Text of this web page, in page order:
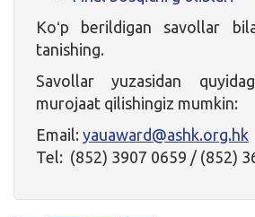
Koʻp berildigan savollar
tanishing.
Savollar yuzasidan
murojaat qilishingiz mumkin:
Email: yauaward@ashk.org.hk
Tel: (852) 3907 0659 / (852)